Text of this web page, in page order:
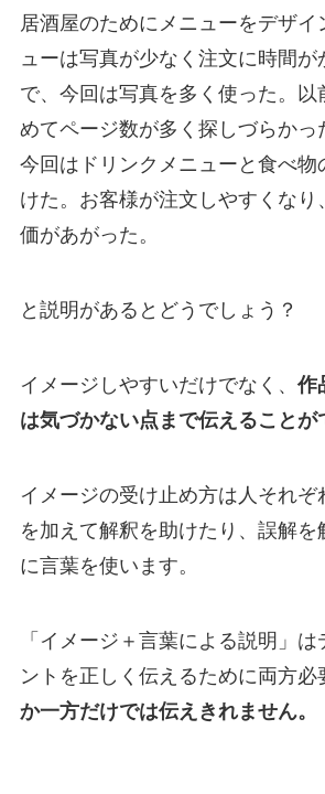
居酒屋のためにメニューをデザイ
ューは写真が少なく注文に時間が
で、今回は写真を多く使った。以
めてページ数が多く探しづらかっ
今回はドリンクメニューと食べ物
けた。お客様が注文しやすくなり
価があがった。
と説明があるとどうでしょう？
イメージしやすいだけでなく、 作
は気づかない点まで伝えることが
イメージの受け止め方は人それぞ
を加えて解釈を助けたり、誤解を
に言葉を使います。
「イメージ＋言葉による説明」
ントを正しく伝えるために両方必
か一方だけでは伝えきれません。